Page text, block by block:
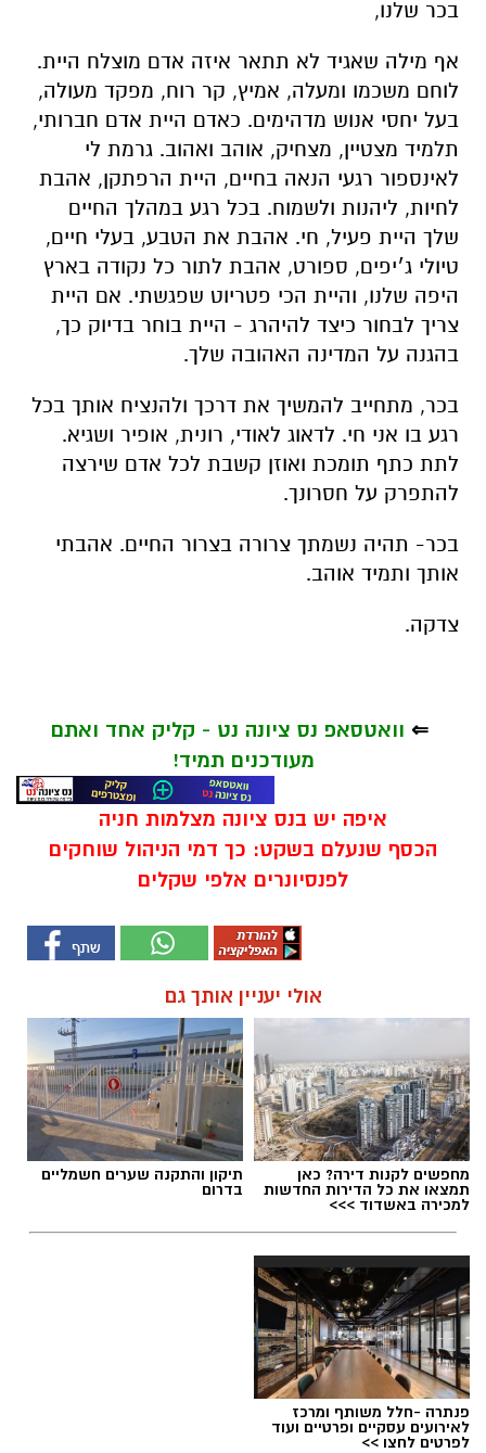
בכר שלנו,
אף מילה שאגיד לא תתאר איזה אדם מוצלח היית.
לוחם משכמו ומעלה, אמיץ, קר רוח, מפקד מעולה,
בעל יחסי אנוש מדהימים. כאדם היית אדם חברותי,
תלמיד מצטיין, מצחיק, אוהב ואהוב. גרמת לי
לאינספור רגעי הנאה בחיים, היית הרפתקן, אהבת
לחיות, ליהנות ולשמוח. בכל רגע במהלך החיים
שלך היית פעיל, חי. אהבת את הטבע, בעלי חיים,
טיולי ג׳יפים, ספורט, אהבת לתור כל נקודה בארץ
היפה שלנו, והיית הכי פטריוט שפגשתי. אם היית
צריך לבחור כיצד להיהרג - היית בוחר בדיוק כך,
בהגנה על המדינה האהובה שלך.
בכר, מתחייב להמשיך את דרכך ולהנציח אותך בכל
רגע בו אני חי. לדאוג לאודי, רונית, אופיר ושגיא.
לתת כתף תומכת ואוזן קשבת לכל אדם שירצה
להתפרק על חסרונך.
בכר- תהיה נשמתך צרורה בצרור החיים. אהבתי
אותך ותמיד אוהב.
צדקה.
⇐ וואטסאפ נס ציונה נט - קליק אחד ואתם
מעודכנים תמיד!
איפה יש בנס ציונה מצלמות חניה
הכסף שנעלם בשקט: כך דמי הניהול שוחקים
לפנסיונרים אלפי שקלים
אולי יעניין אותך גם
מחפשים לקנות דירה? כאן
תמצאו את כל הדירות החדשות
למכירה באשדוד >>>
תיקון והתקנה שערים חשמליים
בדרום
פנתרה -חלל משותף ומרכז
לאירועים עסקיים ופרטיים ועוד
לפרטים לחצו >>